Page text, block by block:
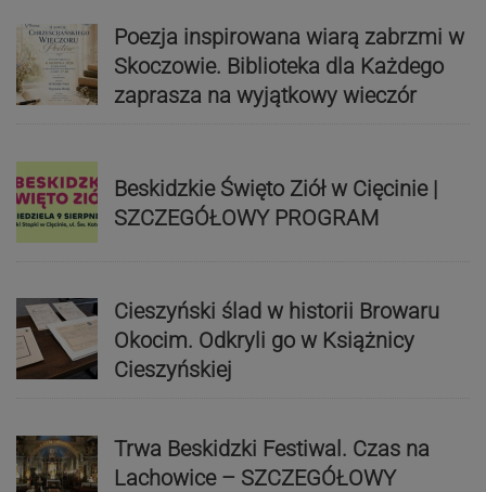
Poezja inspirowana wiarą zabrzmi w
Skoczowie. Biblioteka dla Każdego
zaprasza na wyjątkowy wieczór
Beskidzkie Święto Ziół w Cięcinie |
SZCZEGÓŁOWY PROGRAM
Cieszyński ślad w historii Browaru
Okocim. Odkryli go w Książnicy
Cieszyńskiej
Trwa Beskidzki Festiwal. Czas na
Lachowice – SZCZEGÓŁOWY